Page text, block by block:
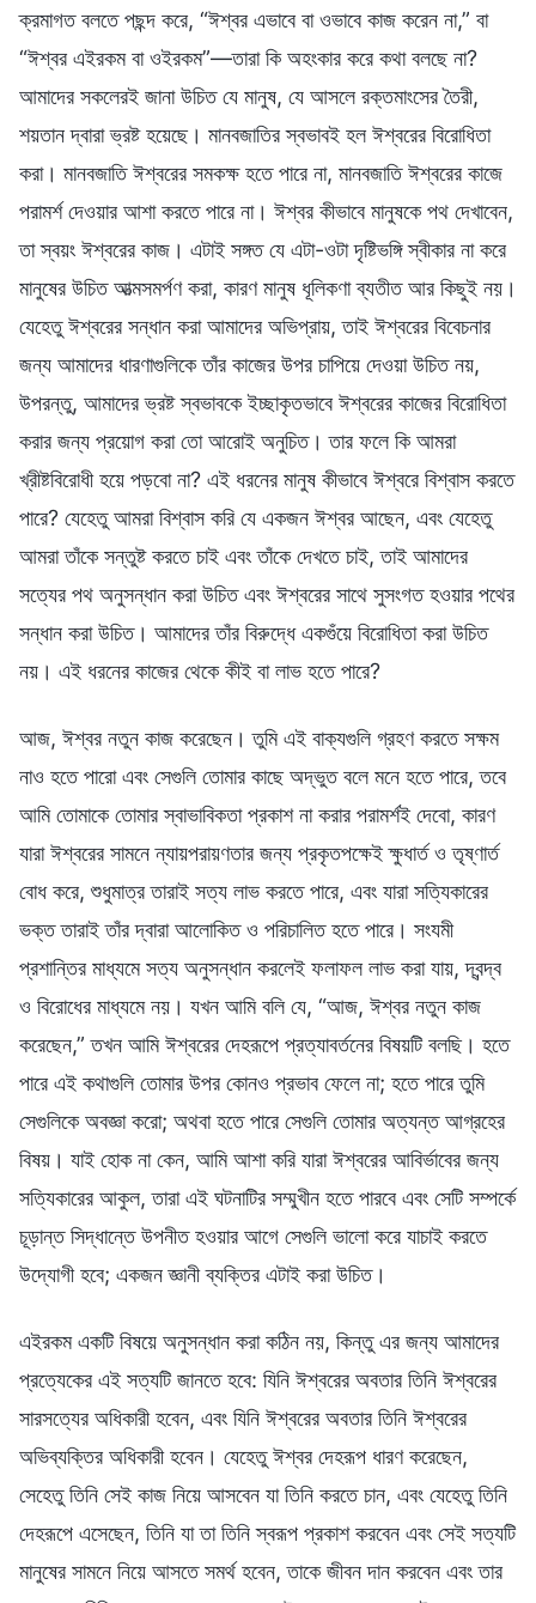
ক্রমাগত বলতে পছন্দ করে, “ঈশ্বর এভাবে বা ওভাবে কাজ করেন না,” বা
“ঈশ্বর এইরকম বা ওইরকম”—তারা কি অহংকার করে কথা বলছে না?
আমাদের সকলেরই জানা উচিত যে মানুষ, যে আসলে রক্তমাংসের তৈরী,
শয়তান দ্বারা ভ্রষ্ট হয়েছে। মানবজাতির স্বভাবই হল ঈশ্বরের বিরোধিতা
করা। মানবজাতি ঈশ্বরের সমকক্ষ হতে পারে না, মানবজাতি ঈশ্বরের কাজে
পরামর্শ দেওয়ার আশা করতে পারে না। ঈশ্বর কীভাবে মানুষকে পথ দেখাবেন,
তা স্বয়ং ঈশ্বরের কাজ। এটাই সঙ্গত যে এটা-ওটা দৃষ্টিভঙ্গি স্বীকার না করে
মানুষের উচিত আত্মসমর্পণ করা, কারণ মানুষ ধূলিকণা ব্যতীত আর কিছুই নয়।
যেহেতু ঈশ্বরের সন্ধান করা আমাদের অভিপ্রায়, তাই ঈশ্বরের বিবেচনার
জন্য আমাদের ধারণাগুলিকে তাঁর কাজের উপর চাপিয়ে দেওয়া উচিত নয়,
উপরন্তু, আমাদের ভ্রষ্ট স্বভাবকে ইচ্ছাকৃতভাবে ঈশ্বরের কাজের বিরোধিতা
করার জন্য প্রয়োগ করা তো আরোই অনুচিত। তার ফলে কি আমরা
খ্রীষ্টবিরোধী হয়ে পড়বো না? এই ধরনের মানুষ কীভাবে ঈশ্বরে বিশ্বাস করতে
পারে? যেহেতু আমরা বিশ্বাস করি যে একজন ঈশ্বর আছেন, এবং যেহেতু
আমরা তাঁকে সন্তুষ্ট করতে চাই এবং তাঁকে দেখতে চাই, তাই আমাদের
সত্যের পথ অনুসন্ধান করা উচিত এবং ঈশ্বরের সাথে সুসংগত হওয়ার পথের
সন্ধান করা উচিত। আমাদের তাঁর বিরুদ্ধে একগুঁয়ে বিরোধিতা করা উচিত
নয়। এই ধরনের কাজের থেকে কীই বা লাভ হতে পারে?
আজ, ঈশ্বর নতুন কাজ করেছেন। তুমি এই বাক্যগুলি গ্রহণ করতে সক্ষম
নাও হতে পারো এবং সেগুলি তোমার কাছে অদ্ভুত বলে মনে হতে পারে, তবে
আমি তোমাকে তোমার স্বাভাবিকতা প্রকাশ না করার পরামর্শই দেবো, কারণ
যারা ঈশ্বরের সামনে ন্যায়পরায়ণতার জন্য প্রকৃতপক্ষেই ক্ষুধার্ত ও তৃষ্ণার্ত
বোধ করে, শুধুমাত্র তারাই সত্য লাভ করতে পারে, এবং যারা সত্যিকারের
ভক্ত তারাই তাঁর দ্বারা আলোকিত ও পরিচালিত হতে পারে। সংযমী
প্রশান্তির মাধ্যমে সত্য অনুসন্ধান করলেই ফলাফল লাভ করা যায়, দ্বন্দ্ব
ও বিরোধের মাধ্যমে নয়। যখন আমি বলি যে, “আজ, ঈশ্বর নতুন কাজ
করেছেন,” তখন আমি ঈশ্বরের দেহরূপে প্রত্যাবর্তনের বিষয়টি বলছি। হতে
পারে এই কথাগুলি তোমার উপর কোনও প্রভাব ফেলে না; হতে পারে তুমি
সেগুলিকে অবজ্ঞা করো; অথবা হতে পারে সেগুলি তোমার অত্যন্ত আগ্রহের
বিষয়। যাই হোক না কেন, আমি আশা করি যারা ঈশ্বরের আবির্ভাবের জন্য
সত্যিকারের আকুল, তারা এই ঘটনাটির সম্মুখীন হতে পারবে এবং সেটি সম্পর্কে
চূড়ান্ত সিদ্ধান্তে উপনীত হওয়ার আগে সেগুলি ভালো করে যাচাই করতে
উদ্যোগী হবে; একজন জ্ঞানী ব্যক্তির এটাই করা উচিত।
এইরকম একটি বিষয়ে অনুসন্ধান করা কঠিন নয়, কিন্তু এর জন্য আমাদের
প্রত্যেকের এই সত্যটি জানতে হবে: যিনি ঈশ্বরের অবতার তিনি ঈশ্বরের
সারসত্যের অধিকারী হবেন, এবং যিনি ঈশ্বরের অবতার তিনি ঈশ্বরের
অভিব্যক্তির অধিকারী হবেন। যেহেতু ঈশ্বর দেহরূপ ধারণ করেছেন,
সেহেতু তিনি সেই কাজ নিয়ে আসবেন যা তিনি করতে চান, এবং যেহেতু তিনি
দেহরূপে এসেছেন, তিনি যা তা তিনি স্বরূপ প্রকাশ করবেন এবং সেই সত্যটি
মানুষের সামনে নিয়ে আসতে সমর্থ হবেন, তাকে জীবন দান করবেন এবং তার